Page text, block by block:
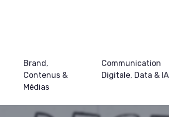
Brand,
Contenus &
Médias
Communication
Digitale, Data & IA